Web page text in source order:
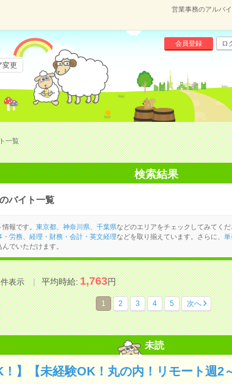
営業事務のアルバ
会員登録 ロ
変更
一覧
検索結果
のバイト一覧
報です。 東京都、 神奈川県、 千葉県などのエリアをチェックしてみてく
・労務、 経理・財務・会計・英文経理などを取り揃えています。さらに、 単
でいただけます。
件表示 平均時給:1,763円
1 2 3 4 5 次へ
未読
！】【未経験OK！丸の内！リモート週2